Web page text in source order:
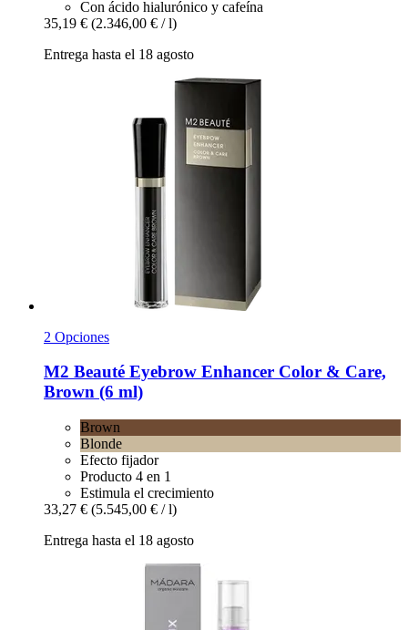
Con ácido hialurónico y cafeína
35,19 € (2.346,00 € / l)
Entrega hasta el 18 agosto
2 Opciones
M2 Beauté Eyebrow Enhancer Color & Care,
Brown (6 ml)
Brown
Blonde
Efecto fijador
Producto 4 en 1
Estimula el crecimiento
33,27 € (5.545,00 € / l)
Entrega hasta el 18 agosto